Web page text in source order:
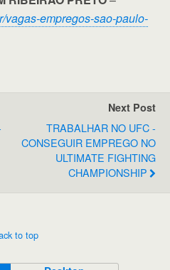
vagas-empregos-sao-paulo-
Next Post
TRABALHAR NO UFC -
CONSEGUIR EMPREGO NO
ULTIMATE FIGHTING
CHAMPIONSHIP
to top